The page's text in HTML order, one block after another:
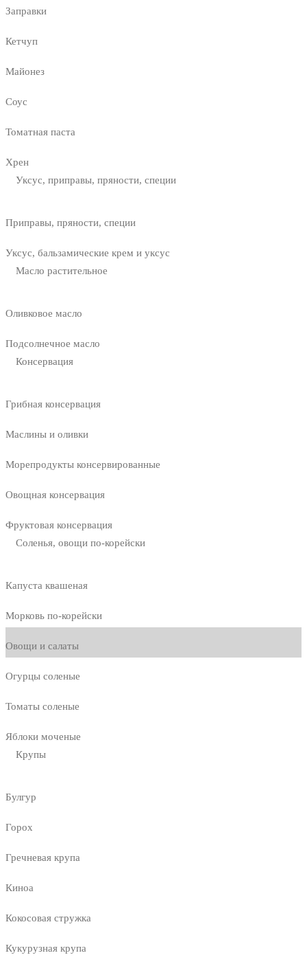
Заправки
Кетчуп
Майонез
Соус
Томатная паста
Хрен
Уксус, приправы, пряности, специи
Приправы, пряности, специи
Уксус, бальзамические крем и уксус
Масло растительное
Оливковое масло
Подсолнечное масло
Консервация
Грибная консервация
Маслины и оливки
Морепродукты консервированные
Овощная консервация
Фруктовая консервация
Соленья, овощи по-корейски
Капуста квашеная
Морковь по-корейски
Овощи и салаты
Огурцы соленые
Томаты соленые
Яблоки моченые
Крупы
Булгур
Горох
Гречневая крупа
Киноа
Кокосовая стружка
Кукурузная крупа